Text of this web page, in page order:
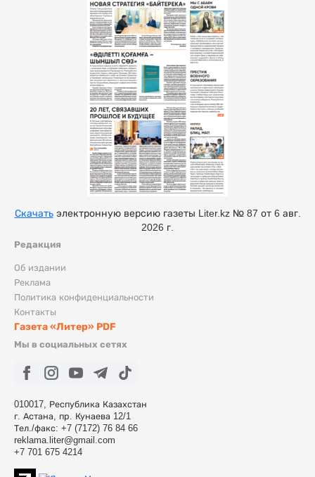
Редакция
Об издании
Реклама
Политика конфиденциальности
Контакты
Газета «Литер» PDF
Мы в социальных сетях
010017, Республика Казахстан
г. Астана, пр. Кунаева 12/1
Тел./факс: +7 (7172) 76 84 66
reklama.liter@gmail.com
+7 701 675 4214
Скачатьэлектронную версию газеты Liter.kz № 87 от 6 авг.
2026 г.